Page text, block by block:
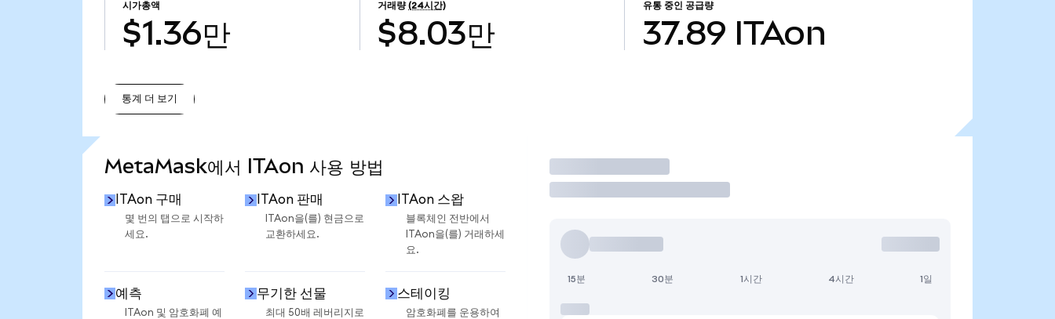
시가총액
$1.36만
거래량 (24시간)
$8.03만
유통 중인 공급량
37.89 ITAon
통계 더 보기
MetaMask에서 ITAon 사용 방법
ITAon 구매
몇 번의 탭으로 시작하
세요.
ITAon 판매
ITAon을(를) 현금으로
교환하세요.
ITAon 스왑
블록체인 전반에서
ITAon을(를) 거래하세
요.
예측
ITAon 및 암호화폐 예
무기한 선물
최대 50배 레버리지로
스테이킹
암호화폐를 운용하여
거래
15분 30분 1시간 4시간 1일